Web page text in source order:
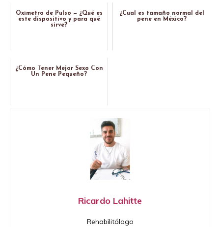
Oxímetro de Pulso — ¿Qué es
este dispositivo y para qué
sirve?
¿Cual es tamaño normal del
pene en México?
¿Cómo Tener Mejor Sexo Con
Un Pene Pequeño?
Ricardo Lahitte
Rehabilitólogo